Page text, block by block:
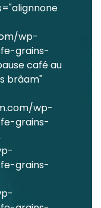
wp-
grains-
café au
brâam"
wp-
grains-
grains-